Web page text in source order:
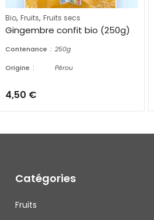
Bio, Fruits, Fruits secs
Gingembre confit bio (250g)
Contenance
250g
Origine
Pérou
4,50 €
Catégories
Fruits